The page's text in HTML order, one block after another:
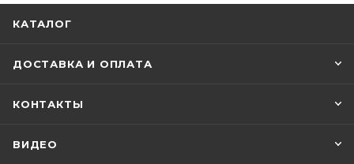
КАТАЛОГ
ДОСТАВКА И ОПЛАТА
КОНТАКТЫ
ВИДЕО